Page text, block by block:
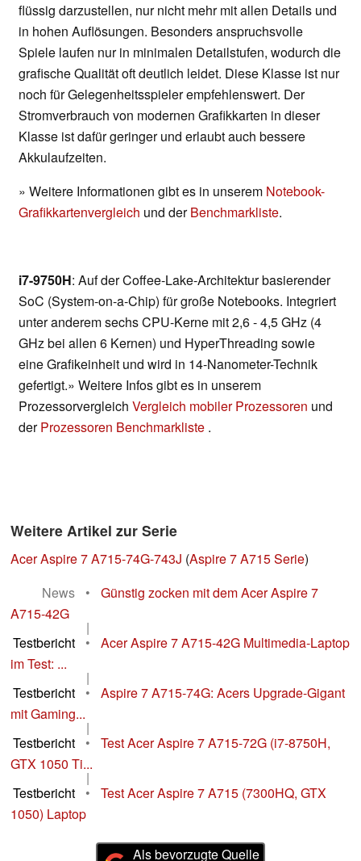
flüssig darzustellen, nur nicht mehr mit allen Details und
in hohen Auflösungen. Besonders anspruchsvolle
Spiele laufen nur in minimalen Detailstufen, wodurch die
grafische Qualität oft deutlich leidet. Diese Klasse ist nur
noch für Gelegenheitsspieler empfehlenswert. Der
Stromverbrauch von modernen Grafikkarten in dieser
Klasse ist dafür geringer und erlaubt auch bessere
Akkulaufzeiten.
» Weitere Informationen gibt es in unserem Notebook-
Grafikkartenvergleich und derBenchmarkliste.
i7-9750H: Auf der Coffee-Lake-Architektur basierender
SoC (System-on-a-Chip) für große Notebooks. Integriert
unter anderem sechs CPU-Kerne mit 2,6 - 4,5 GHz (4
GHz bei allen 6 Kernen) und HyperThreading sowie
eine Grafikeinheit und wird in 14-Nanometer-Technik
gefertigt.» Weitere Infos gibt es in unserem
Prozessorvergleich Vergleich mobiler Prozessoren und
derProzessoren Benchmarkliste .
Weitere Artikel zur Serie
Acer Aspire 7 A715-74G-743J (Aspire 7 A715 Serie)
News
•
Günstig zocken mit dem Acer Aspire 7
A715-42G
|
Testbericht
•
Acer Aspire 7 A715-42G Multimedia-Laptop
im Test: ...
|
Testbericht
•
Aspire 7 A715-74G: Acers Upgrade-Gigant
mit Gaming...
|
Testbericht
•
Test Acer Aspire 7 A715-72G (i7-8750H,
GTX 1050 Ti...
|
Testbericht
•
Test Acer Aspire 7 A715 (7300HQ, GTX
1050) Laptop
Als bevorzugte Quelle